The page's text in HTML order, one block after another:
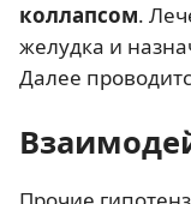
коллапсом.
желудка и
Далее